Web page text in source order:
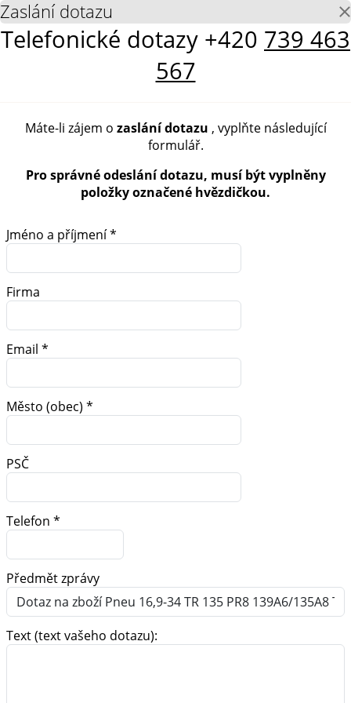
Zaslání dotazu
Telefonické dotazy +420 739 463
567
Máte-li zájem o zaslání dotazu , vyplňte následující
formulář.
Pro správné odeslání dotazu, musí být vyplněny
položky označené hvězdičkou.
Jméno a příjmení *
Firma
Email *
Město (obec) *
PSČ
Telefon *
Předmět zprávy
Text (text vašeho dotazu):